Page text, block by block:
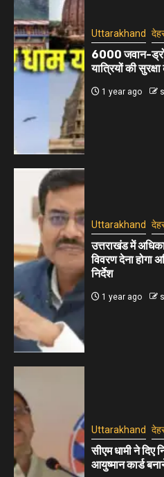
Uttarakhand
6000 जवान-
यात्रियों की
1 year ago
Uttarakhand
उत्तराखंड में
विवरण देना होगा
निर्देश
1 year ago
Uttarakhand
सीएम धामी ने दिए
आयुष्मान कार्ड